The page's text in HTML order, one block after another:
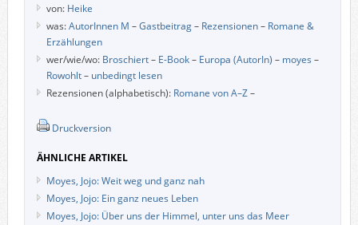
von: Heike
was:AutorInnen M –Gastbeitrag– Rezensionen– Romane &
Erzählungen
wer/wie/wo: Broschiert– E-Book– Europa (AutorIn) – moyes –
Rowohlt– unbedingt lesen
Rezensionen (alphabetisch): Romane von A–Z–
Druckversion
ÄHNLICHE ARTIKEL
Moyes, Jojo: Weit weg und ganz nah
Moyes, Jojo: Ein ganz neues Leben
Moyes, Jojo: Über uns der Himmel, unter uns das Meer